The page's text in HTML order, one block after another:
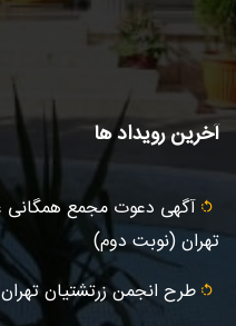
آخرین رویداد ها
آگهى دعوت مجمع همگانی
تهران (نوبت دوم)
طرح انجمن زرتشتیان